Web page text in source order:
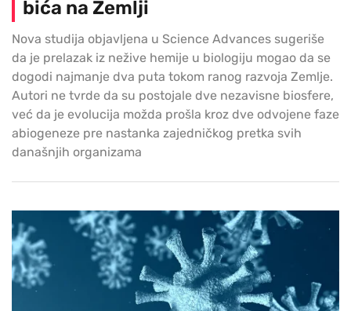
bića na Zemlji
Nova studija objavljena u Science Advances sugeriše
da je prelazak iz nežive hemije u biologiju mogao da se
dogodi najmanje dva puta tokom ranog razvoja Zemlje.
Autori ne tvrde da su postojale dve nezavisne biosfere,
već da je evolucija možda prošla kroz dve odvojene faze
abiogeneze pre nastanka zajedničkog pretka svih
današnjih organizama